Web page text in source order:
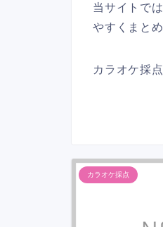
当サイトで
やすくまと
カラオケ採
カラオケ採点